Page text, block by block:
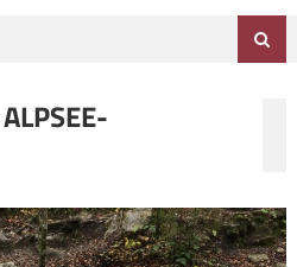
ALPSEE-